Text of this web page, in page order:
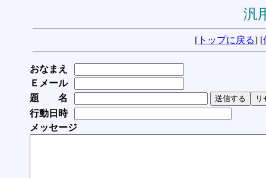
汎
[ トップに戻る] [
おなまえ
Ｅメール
題 名
行動日時
メッセージ